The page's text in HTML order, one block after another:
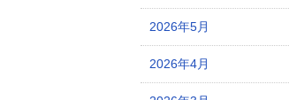
2026年5月
2026年4月